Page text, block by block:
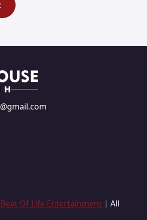
Beat Of Life Entertainment | All